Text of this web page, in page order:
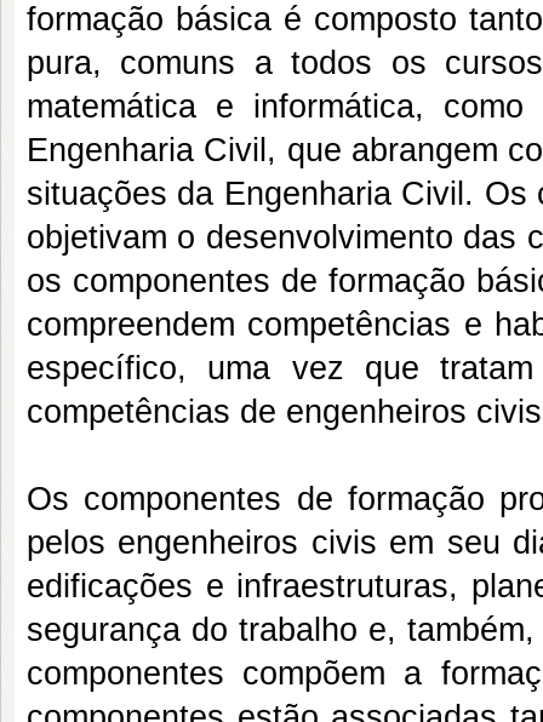
formação básica é composto
pura, comuns a todos os
matemática e informática,
Engenharia Civil, que abrangem
situações da Engenharia Civil.
objetivam o desenvolvimento das
os componentes de formação
compreendem competências e
específico, uma vez que
competências de engenheiros
Os componentes de formação
pelos engenheiros civis em seu
edificações e infraestruturas,
segurança do trabalho e,
componentes compõem a